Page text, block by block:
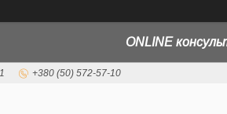
ONLINE
+380 (50) 572-57-10